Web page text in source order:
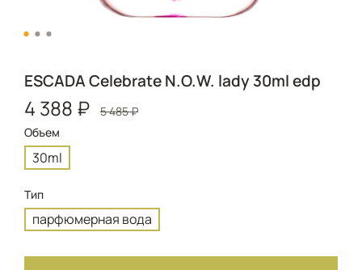
ESCADA Celebrate N.O.W. lady 30ml edp
4 388 ₽
5 485 ₽
Объем
30ml
Тип
парфюмерная вода